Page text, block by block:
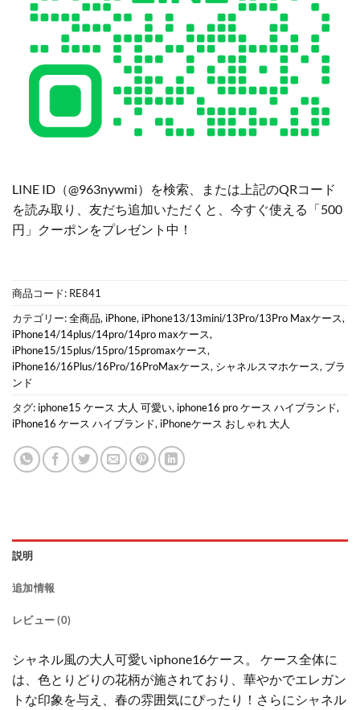
LINE ID（@963nywmi）を検索、または上記のQRコード
を読み取り、友だち追加いただくと、今すぐ使える「500
円」クーポンをプレゼント中！
商品コード: RE841
カテゴリー:全商品, iPhone, iPhone13/13mini/13Pro/13Pro Maxケース,
iPhone14/14plus/14pro/14pro maxケース,
iPhone15/15plus/15pro/15promaxケース,
iPhone16/16Plus/16Pro/16ProMaxケース, シャネルスマホケース, ブラ
ンド
タグ: iphone15 ケース 大人 可愛い, iphone16 pro ケース ハイブランド,
iPhone16 ケース ハイブランド, iPhoneケース おしゃれ 大人
説明
追加情報
レビュー (0)
シャネル風の大人可愛いiphone16ケース。 ケース全体に
は、色とりどりの花柄が施されており、華やかでエレガン
トな印象を与え、春の雰囲気にぴったり！さらにシャネル